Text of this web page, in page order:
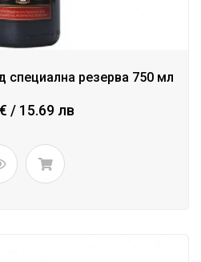
специална резерва 750 мл
/ 15.69 лв